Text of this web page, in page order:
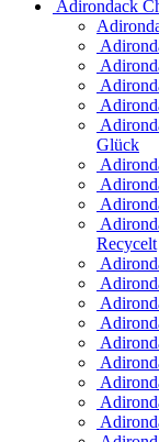
Adirondack
Glück
Recycelt